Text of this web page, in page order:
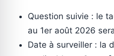
Question suivie : le
au 1er août 2026
Date à surveiller : la